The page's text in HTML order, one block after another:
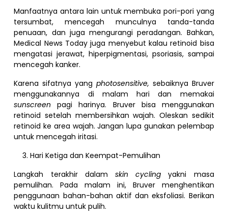
Manfaatnya antara lain untuk membuka pori-pori yang
tersumbat, mencegah munculnya tanda-tanda
penuaan, dan juga mengurangi peradangan. Bahkan,
Medical News Today juga menyebut kalau retinoid bisa
mengatasi jerawat, hiperpigmentasi, psoriasis, sampai
mencegah kanker.
Karena sifatnya yang photosensitive, sebaiknya Bruver
menggunakannya di malam hari dan memakai
sunscreenpagi harinya. Bruver bisa menggunakan
retinoid setelah membersihkan wajah. Oleskan sedikit
retinoid ke area wajah. Jangan lupa gunakan pelembap
untuk mencegah iritasi.
Hari Ketiga dan Keempat-Pemulihan
Langkah terakhir dalam skin cycling yakni masa
pemulihan. Pada malam ini, Bruver menghentikan
penggunaan bahan-bahan aktif dan eksfoliasi. Berikan
waktu kulitmu untuk pulih.